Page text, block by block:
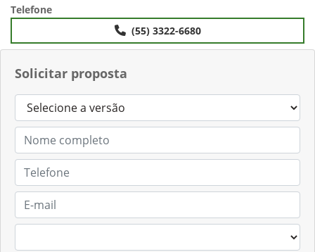
Solicitar proposta
Telefone
(55) 3322-6680